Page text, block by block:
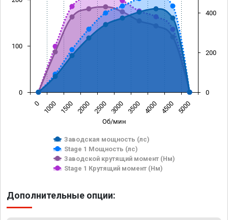
Об/мин
Заводская мощность (лс)
Stage 1 Мощность (лс)
Заводской крутящий момент (Нм)
Stage 1 Крутящий момент (Нм)
0 1000 1500 2000 2500 3000 3500 4000 4500 5000
0
100
0
200
400
Дополнительные опции: